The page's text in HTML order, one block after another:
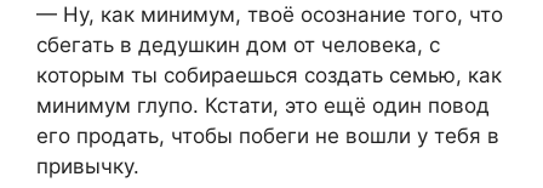
— Ну, как минимум, твоё осознание того, что
сбегать в дедушкин дом от человека, с
которым ты собираешься создать семью, как
минимум глупо. Кстати, это ещё один повод
его продать, чтобы побеги не вошли у тебя в
привычку.